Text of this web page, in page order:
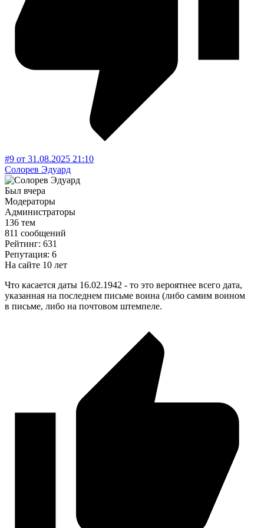
#9 от 31.08.2025 21:10
Солорев Эдуард
Был вчера
Модераторы
Администраторы
136 тем
811 сообщений
Рейтинг: 631
Репутация: 6
На сайте 10 лет
Что касается даты 16.02.1942 - то это вероятнее всего дата,
указанная на последнем письме воина (либо самим воином
в письме, либо на почтовом штемпеле.